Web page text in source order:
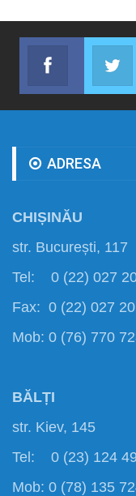
Facebook
Abonează-te
ADRESA
CHIȘINĂU
str. București, 117
Tel: 0 (22) 027
Fax: 0 (22) 027
Mob: 0 (76) 770
BĂLȚI
str. Kiev, 145
Tel: 0 (23) 124
Mob: 0 (78) 135